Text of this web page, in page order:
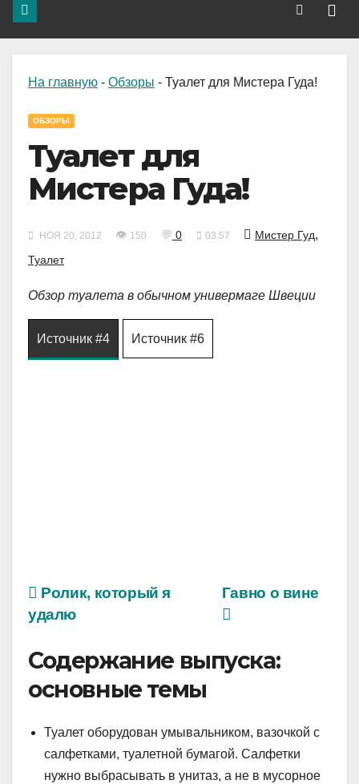
На главную - Обзоры - Туалет для Мистера Гуда!
ОБЗОРЫ
Туалет для
Мистера Гуда!
НОЯ 20, 2012 👁 150 💬 0 03:57 Мистер Гуд,
Туалет
Обзор туалета в обычном универмаге Швеции
Источник #4 Источник #6
Гавно о вине
Ролик, который я
удалю
Содержание выпуска:
основные темы
Туалет оборудован умывальником, вазочкой с
салфетками, туалетной бумагой. Салфетки
нужно выбрасывать в унитаз, а не в мусорное